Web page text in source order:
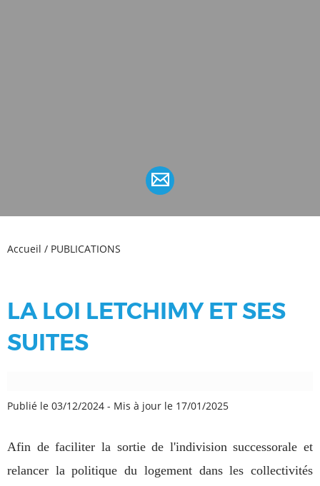
Accueil / PUBLICATIONS
LA LOI LETCHIMY ET SES
SUITES
Publié le 03/12/2024 - Mis à jour le 17/01/2025
Afin de faciliter la sortie de l'indivision successorale et
relancer la politique du logement dans les collectivités